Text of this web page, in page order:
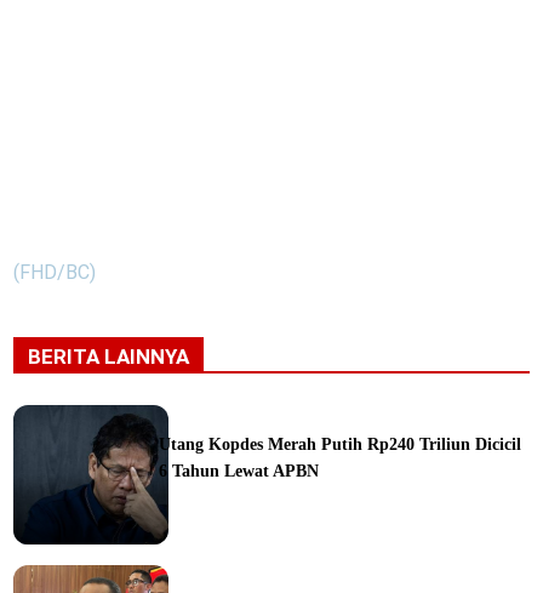
(FHD/BC)
BERITA LAINNYA
Utang Kopdes Merah Putih Rp240 Triliun Dicicil
6 Tahun Lewat APBN